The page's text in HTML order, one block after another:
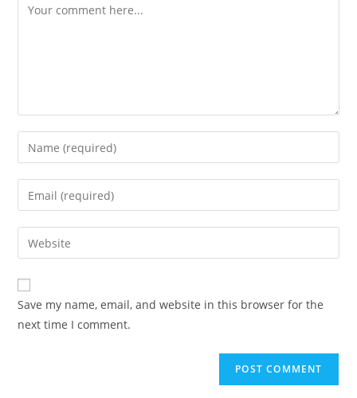
Save my name, email, and website in this browser for the
next time I comment.